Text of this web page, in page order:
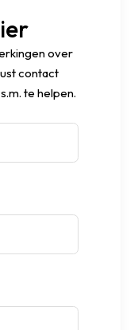
over
contact
te helpen.